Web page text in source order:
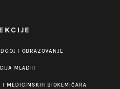
I OBRAZOVANJE
MLADIH
I MEDICINSKIH BIOKEMIČARA